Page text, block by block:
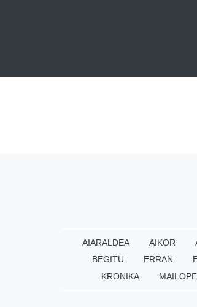
AIARALDEA AIKOR
BEGITU
ERRAN
KRONIKA
MAILOPE